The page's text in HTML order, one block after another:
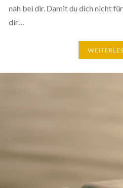
nah bei dir. Damit du dich nicht
dir…